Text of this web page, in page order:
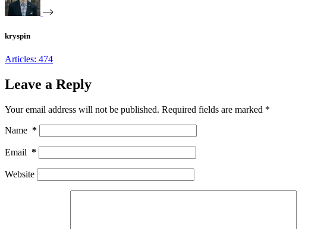
kryspin
Articles: 474
Leave a Reply
Your email address will not be published. Required fields are marked *
Name *
Email *
Website